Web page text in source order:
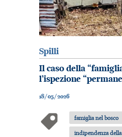
Spilli
Il caso della
l’ispezione
18/05/2026
famiglia nel bosco
indipendenza